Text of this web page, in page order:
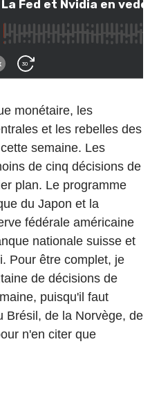
monétaire, les
et les rebelles des
semaine. Les
de cinq décisions de
plan. Le programme
du Japon et la
fédérale américaine
nationale suisse et
Pour être complet, je
de décisions de
puisqu'il faut
Brésil, de la Norvège, de
n'en citer que